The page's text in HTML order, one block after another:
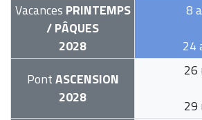
Vacances PRINTEMPS
/ PÂQUES
2028
8
24
PontASCENSION
2028
26
29